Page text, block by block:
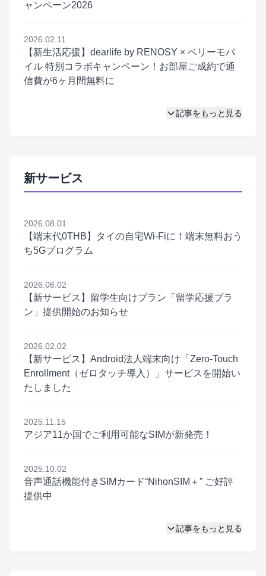
ャンペーン2026
2026.02.11
【新生活応援】dearlife by RENOSY × ベリーモバ
イル 特別コラボキャンペーン！お部屋ご成約で通
信費が6ヶ月間無料に
記事をもっと見る
新サービス
2026.08.01
【端末代0THB】タイの自宅Wi-Fiに！端末無料おう
ち5Gプログラム
2026.06.02
【新サービス】留学生向けプラン「留学応援プラ
ン」提供開始のお知らせ
2026.02.02
【新サービス】Android法人端末向け「Zero-Touch
Enrollment（ゼロタッチ導入）」サービスを開始い
たしました
2025.11.15
アジア11か国でご利用可能なSIMが新発売！
2025.10.02
音声通話機能付きSIMカード“NihonSIM＋” ご好評
提供中
記事をもっと見る